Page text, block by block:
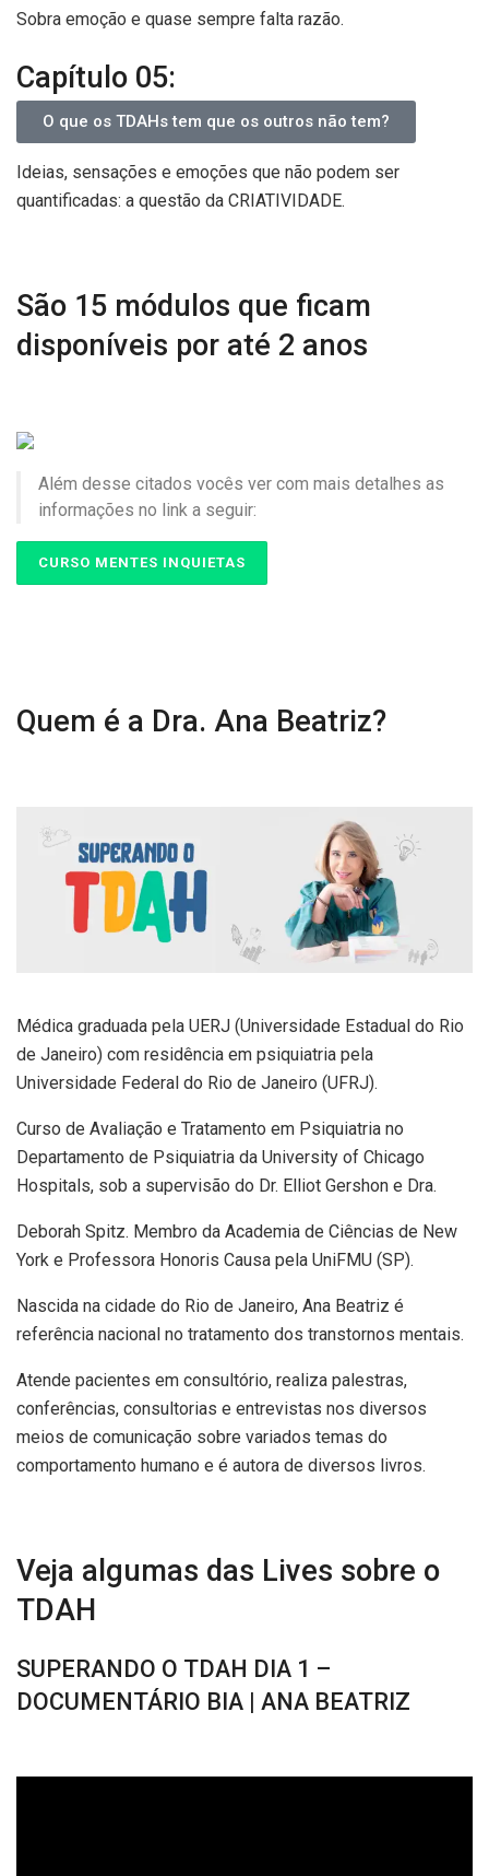
Sobra emoção e quase sempre falta razão.
Capítulo 05:
O que os TDAHs tem que os outros não tem?
Ideias, sensações e emoções que não podem ser
quantificadas: a questão da CRIATIVIDADE.
São 15 módulos que ficam
disponíveis por até 2 anos
Além desse citados vocês ver com mais detalhes as
informações no link a seguir:
CURSO MENTES INQUIETAS
Quem é a Dra. Ana Beatriz?
Médica graduada pela UERJ (Universidade Estadual do Rio
de Janeiro) com residência em psiquiatria pela
Universidade Federal do Rio de Janeiro (UFRJ).
Curso de Avaliação e Tratamento em Psiquiatria no
Departamento de Psiquiatria da University of Chicago
Hospitals, sob a supervisão do Dr. Elliot Gershon e Dra.
Deborah Spitz. Membro da Academia de Ciências de New
York e Professora Honoris Causa pela UniFMU (SP).
Nascida na cidade do Rio de Janeiro, Ana Beatriz é
referência nacional no tratamento dos transtornos mentais.
Atende pacientes em consultório, realiza palestras,
conferências, consultorias e entrevistas nos diversos
meios de comunicação sobre variados temas do
comportamento humano e é autora de diversos livros.
Veja algumas das Lives sobre o
TDAH
SUPERANDO O TDAH DIA 1 –
DOCUMENTÁRIO BIA | ANA BEATRIZ